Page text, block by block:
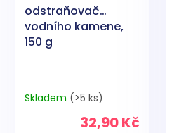
odstraňovač
vodního kamene,
150 g
Skladem (>5 ks)
32,90 Kč